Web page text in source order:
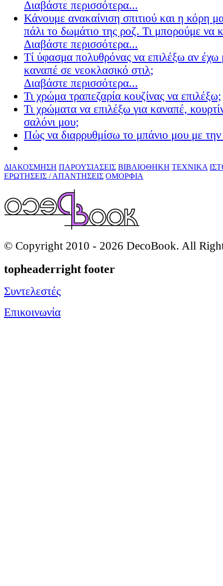
Διαβάστε περισσότερα...
Κάνουμε ανακαίνιση σπιτιού και η κόρη
πάλι το δωμάτιο της ροζ. Τι μπορούμε να
Διαβάστε περισσότερα...
Τί ύφασμα πολυθρόνας να επιλέξω αν έχω
καναπέ σε νεοκλασικό στιλ;
Διαβάστε περισσότερα...
Τι χρώμα τραπεζαρία κουζίνας να επιλέξω;
Τι χρώματα να επιλέξω για καναπέ,
σαλόνι μου;
Πώς να διαρρυθμίσω το μπάνιο μου με την
ΔΙΑΚΟΣΜΗΣΗ ΠΑΡΟΥΣΙΑΣΕΙΣ ΒΙΒΛΙΟΘΗΚΗ ΤΕΧΝΙΚΑ
ΕΡΩΤΗΣΕΙΣ / ΑΠΑΝΤΗΣΕΙΣ ΟΜΟΡΦΙΑ
© Copyright 2010 - 2026 DecoBook. All
topheaderright footer
Συντελεστές
Επικοινωνία